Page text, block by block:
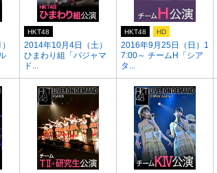
2014年10月4日（土）
ひまわり組「パジャマ
ド...
HKT48
2016年9月25日（日）1
7:00～ チームH「シア
タ...
HKT48 HD